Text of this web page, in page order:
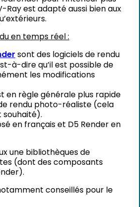
Ray est adapté aussi bien aux
en temps réel :
sont des logiciels de rendu
à-dire qu’il est possible de
les modifications
en règle générale plus rapide
rendu photo-réaliste (cela
souhaité).
en français et D5 Render en
une bibliothèques de
(dont des composants
conseillés pour le